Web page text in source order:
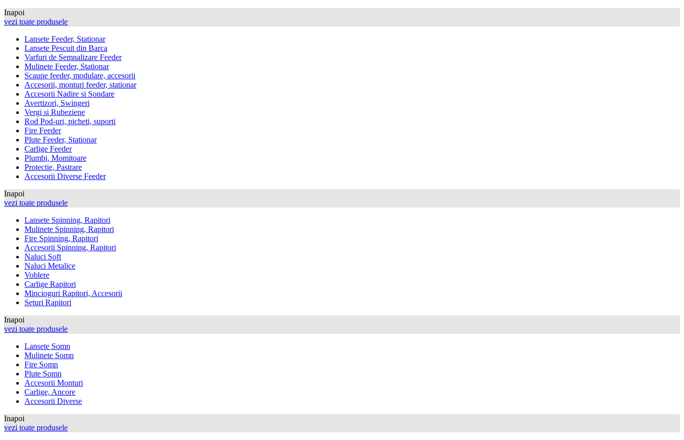
Inapoi
vezi toate produsele
Lansete Feeder, Stationar
Lansete Pescuit din Barca
Varfuri de Semnalizare Feeder
Mulinete Feeder, Stationar
Scaune feeder, modulare, accesorii
Accesorii, monturi feeder, stationar
Accesorii Nadire si Sondare
Avertizori, Swingeri
Vergi si Rubeziene
Rod Pod-uri, picheti, suporti
Fire Feeder
Plute Feeder, Stationar
Carlige Feeder
Plumbi, Momitoare
Protectie, Pastrare
Accesorii Diverse Feeder
Inapoi
vezi toate produsele
Lansete Spinning, Rapitori
Mulinete Spinning, Rapitori
Fire Spinning, Rapitori
Accesorii Spinning, Rapitori
Naluci Soft
Naluci Metalice
Voblere
Carlige Rapitori
Mincioguri Rapitori, Accesorii
Seturi Rapitori
Inapoi
vezi toate produsele
Lansete Somn
Mulinete Somn
Fire Somn
Plute Somn
Accesorii Monturi
Carlige, Ancore
Accesorii Diverse
Inapoi
vezi toate produsele